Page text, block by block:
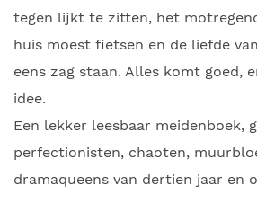
tegen lijkt te zitten, het
huis moest fietsen en de liefde
eens zag staan. Alles komt goed,
idee.
Een lekker leesbaar meidenboek,
perfectionisten, chaoten,
dramaqueens van dertien jaar en